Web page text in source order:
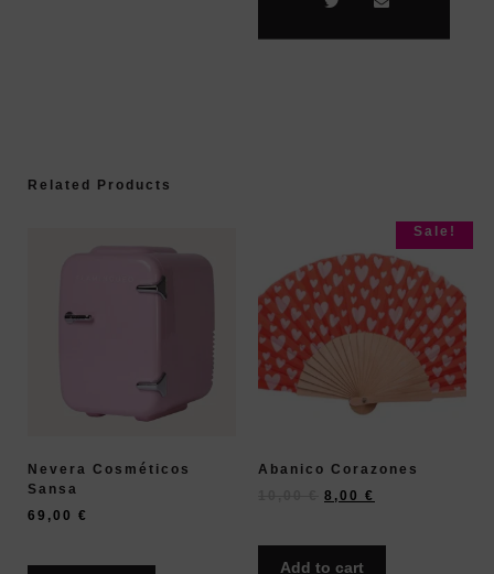
Related Products
Nevera Cosméticos
Sansa
69,00 €
Sale!
Abanico Corazones
8,00 €
Add to cart